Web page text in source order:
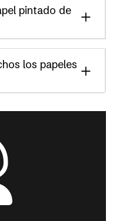
pintado de
los papeles